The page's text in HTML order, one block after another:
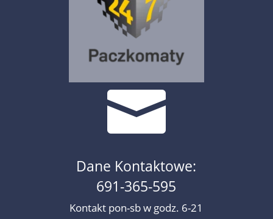

Dane Kontaktowe:
691-365-595
Kontakt pon-sb w godz. 6-21